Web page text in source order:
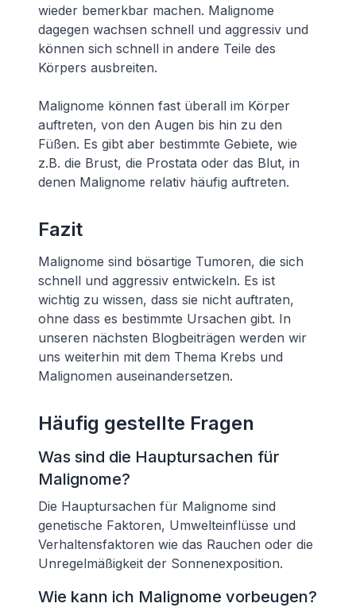
wieder bemerkbar machen. Malignome
dagegen wachsen schnell und aggressiv und
können sich schnell in andere Teile des
Körpers ausbreiten.
Malignome können fast überall im Körper
auftreten, von den Augen bis hin zu den
Füßen. Es gibt aber bestimmte Gebiete, wie
z.B. die Brust, die Prostata oder das Blut, in
denen Malignome relativ häufig auftreten.
Fazit
Malignome sind bösartige Tumoren, die sich
schnell und aggressiv entwickeln. Es ist
wichtig zu wissen, dass sie nicht auftraten,
ohne dass es bestimmte Ursachen gibt. In
unseren nächsten Blogbeiträgen werden wir
uns weiterhin mit dem Thema Krebs und
Malignomen auseinandersetzen.
Häufig gestellte Fragen
Was sind die Hauptursachen für
Malignome?
Die Hauptursachen für Malignome sind
genetische Faktoren, Umwelteinflüsse und
Verhaltensfaktoren wie das Rauchen oder die
Unregelmäßigkeit der Sonnenexposition.
Wie kann ich Malignome vorbeugen?